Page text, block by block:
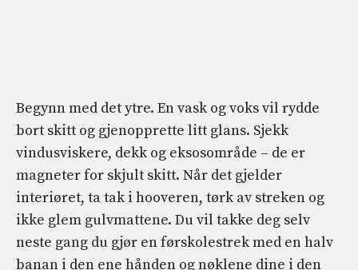
Begynn med det ytre. En vask og voks vil rydde
bort skitt og gjenopprette litt glans. Sjekk
vindusviskere, dekk og eksosområde – de er
magneter for skjult skitt. Når det gjelder
interiøret, ta tak i hooveren, tørk av streken og
ikke glem gulvmattene. Du vil takke deg selv
neste gang du gjør en førskolestrek med en halv
banan i den ene hånden og nøklene dine i den